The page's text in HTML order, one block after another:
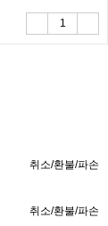
취소/환불/파손
취소/환불/파손